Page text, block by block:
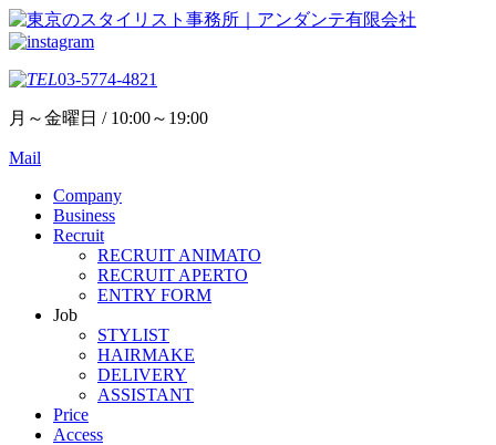
03-5774-4821
月～金曜日 / 10:00～19:00
Mail
Company
Business
Recruit
RECRUIT ANIMATO
RECRUIT APERTO
ENTRY FORM
Job
STYLIST
HAIRMAKE
DELIVERY
ASSISTANT
Price
Access